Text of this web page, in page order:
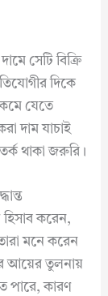
সেটি বিক্রি
দিকে
যেতে
দাম যাচাই
থাকা জরুরি।
করেন,
মনে করেন
আয়ের তুলনায়
পারে, কারণ